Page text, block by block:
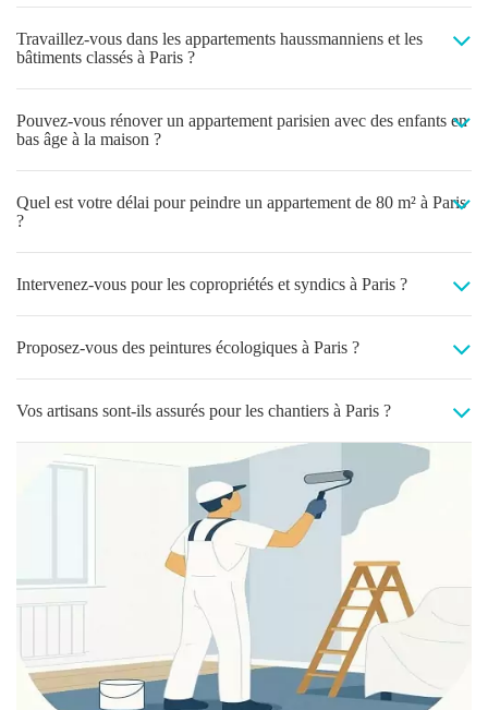
Travaillez-vous dans les appartements haussmanniens et les
bâtiments classés à Paris ?
Pouvez-vous rénover un appartement parisien avec des enfants en
bas âge à la maison ?
Quel est votre délai pour peindre un appartement de 80 m² à Paris
?
Intervenez-vous pour les copropriétés et syndics à Paris ?
Proposez-vous des peintures écologiques à Paris ?
Vos artisans sont-ils assurés pour les chantiers à Paris ?